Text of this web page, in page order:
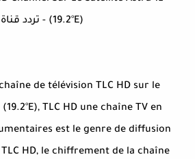
(19.2°E) - تردد قناة
de télévision TLC HD sur le
TLC HD une chaîne TV en
est le genre de diffusion
HD, le chiffrement de la chaîne